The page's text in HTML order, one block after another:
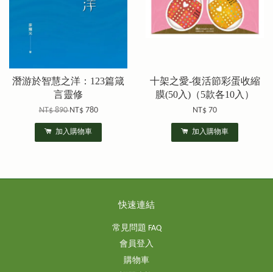
潛游於智慧之洋：123篇箴
言靈修
NT$ 890NT$ 780
加入購物車
十架之愛-復活節彩蛋收縮
膜(50入)（5款各10入）
NT$ 70
加入購物車
快速連結
常見問題 FAQ
會員登入
購物車